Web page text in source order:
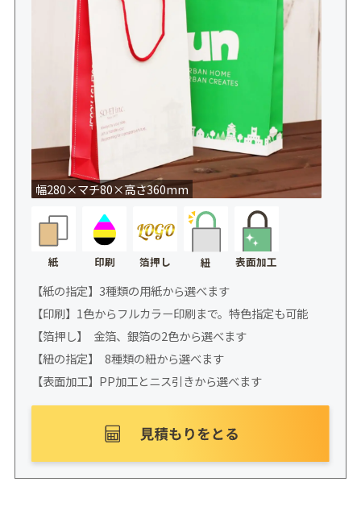
幅280×マチ80×高さ360mm
紙 印刷 箔押し 紐 表面加工
【紙の指定】3種類の用紙から選べます
【印刷】1色からフルカラー印刷まで。特色指定も可能
【箔押し】 金箔、銀箔の2色から選べます
【紐の指定】 8種類の紐から選べます
【表面加工】PP加工とニス引きから選べます